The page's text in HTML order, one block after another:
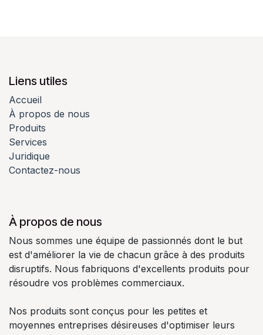
Liens utiles
Accueil
À propos de nous
Produits
Services
Juridique
Contactez-nous
À propos de nous
Nous sommes une équipe de passionnés dont le but
est d'améliorer la vie de chacun grâce à des produits
disruptifs. Nous fabriquons d'excellents produits pour
résoudre vos problèmes commerciaux.
Nos produits sont conçus pour les petites et
moyennes entreprises désireuses d'optimiser leurs